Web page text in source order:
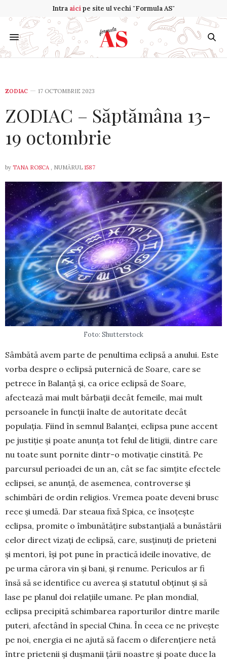
Intra aicipe site ul vechi "Formula AS"
ZODIAC 17 OCTOMBRIE 2023
ZODIAC – Săptămâna 13-
19 octombrie
by TANA ROSCA , NUMĂRUL 1587
Foto: Shutterstock
Sâmbătă avem parte de penultima eclipsă a anului. Este
vorba despre o eclipsă puternică de Soare, care se
petrece în Balanță și, ca orice eclipsă de Soare,
afectează mai mult bărbații decât femeile, mai mult
persoanele în funcții înalte de autoritate decât
populația. Fiind în semnul Balanței, eclipsa pune accent
pe justiție și poate anunța tot felul de litigii, dintre care
nu toate sunt pornite dintr-o mo­tivație cinstită. Pe
parcursul perioadei de un an, cât se fac simțite efectele
eclipsei, se anunță, de aseme­nea, controverse și
schimbări de ordin religios. Vre­mea poate deveni brusc
rece și umedă. Dar steaua fixă Spica, ce însoțește
eclipsa, promite o îmbună­tățire substanțială a bunăstării
celor direct vizați de eclipsă, care, susținuți de prieteni
și mentori, își pot pune în practică ideile inovative, de
pe urma cărora vin și bani, și renume. Periculos ar fi
însă să se iden­tifice cu averea și statutul obținut și să
lase pe planul doi relațiile umane. Pe plan mondial,
eclipsa preci­pită schimbarea raporturilor dintre marile
pu­teri, afectând în special China. În ceea ce ne privește
pe noi, energia ei ne ajută să facem o diferențiere netă
între prietenii și dușmanii țării noastre și poate duce la